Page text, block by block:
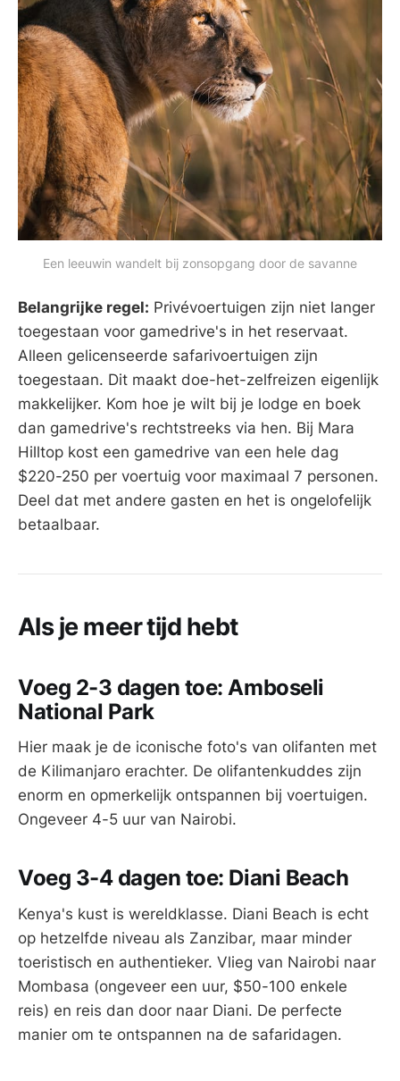
Een leeuwin wandelt bij zonsopgang door de savanne
Belangrijke regel: Privévoertuigen zijn niet langer
toegestaan voor gamedrive's in het reservaat.
Alleen gelicenseerde safarivoertuigen zijn
toegestaan. Dit maakt doe-het-zelfreizen eigenlijk
makkelijker. Kom hoe je wilt bij je lodge en boek
dan gamedrive's rechtstreeks via hen. Bij Mara
Hilltop kost een gamedrive van een hele dag
$220-250 per voertuig voor maximaal 7 personen.
Deel dat met andere gasten en het is ongelofelijk
betaalbaar.
Als je meer tijd hebt
Voeg 2-3 dagen toe: Amboseli
National Park
Hier maak je de iconische foto's van olifanten met
de Kilimanjaro erachter. De olifantenkuddes zijn
enorm en opmerkelijk ontspannen bij voertuigen.
Ongeveer 4-5 uur van Nairobi.
Voeg 3-4 dagen toe: Diani Beach
Kenya's kust is wereldklasse. Diani Beach is echt
op hetzelfde niveau als Zanzibar, maar minder
toeristisch en authentieker. Vlieg van Nairobi naar
Mombasa (ongeveer een uur, $50-100 enkele
reis) en reis dan door naar Diani. De perfecte
manier om te ontspannen na de safaridagen.